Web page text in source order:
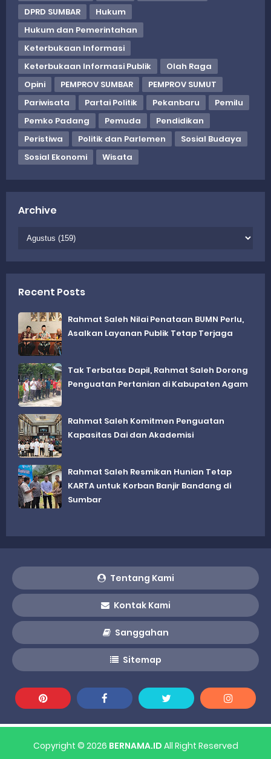
DPRD SUMBAR
Hukum
Hukum dan Pemerintahan
Keterbukaan Informasi
Keterbukaan Informasi Publik
Olah Raga
Opini
PEMPROV SUMBAR
PEMPROV SUMUT
Pariwisata
Partai Politik Pekanbaru
Pemilu
Pemko Padang
Pemuda
Pendidikan
Peristiwa
Politik dan Parlemen
Sosial Budaya
Sosial Ekonomi
Wisata
Archive
Recent Posts
Rahmat Saleh Nilai Penataan BUMN Perlu,
Asalkan Layanan Publik Tetap Terjaga
Tak Terbatas Dapil, Rahmat Saleh Dorong
Penguatan Pertanian di Kabupaten Agam
Rahmat Saleh Komitmen Penguatan
Kapasitas Dai dan Akademisi
Rahmat Saleh Resmikan Hunian Tetap
KARTA untuk Korban Banjir Bandang di
Sumbar
Tentang Kami
Kontak Kami
Sanggahan
Sitemap
Copyright © 2026 BERNAMA.ID All Right Reserved